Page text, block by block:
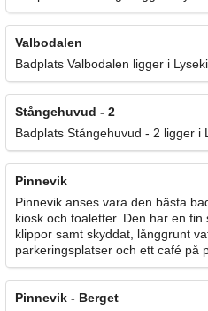
Valbodalen
Badplats Valbodalen ligger i
Stångehuvud - 2
Badplats Stångehuvud - 2 ligger i
Pinnevik
Pinnevik anses vara den bästa
kiosk och toaletter. Den har en
klippor samt skyddat, långgrunt
parkeringsplatser och ett café på
Pinnevik - Berget